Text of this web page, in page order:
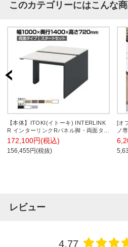
このカテゴリーにはこんな
【本体】ITOKI(イトーキ) INTERLINK
R インターリンクRパネル脚・両面タイ
プスタートセット フリーアドレスデス
ク 幅1000×奥行1400×高さ720mm
CLR-104SES
172,100円(税込)
156,455円(税抜)
[オ
ノ
ホ
日
レビュー
4.77